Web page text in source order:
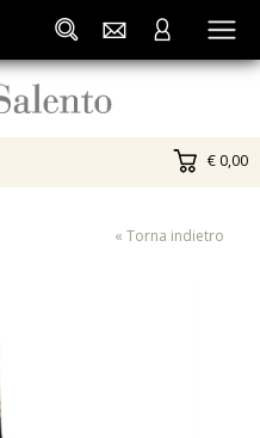
€ 0,00
« Torna indietro